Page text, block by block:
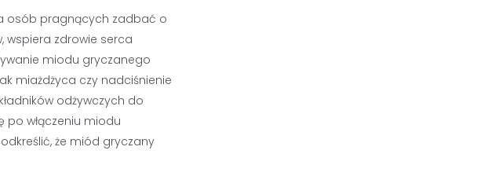
osób pragnących zadbać o
wspiera zdrowie serca
miodu gryczanego
miażdżyca czy nadciśnienie
odżywczych do
włączeniu miodu
że miód gryczany